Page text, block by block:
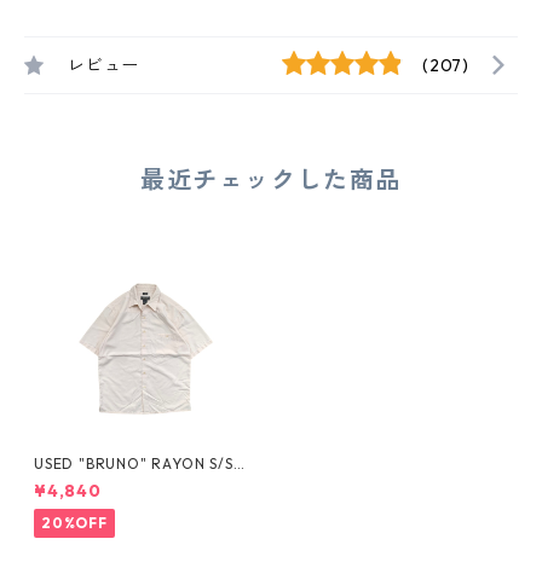
レビュー (207)
最近チェックした商品
USED "BRUNO" RAYON S/S S
HIRT
¥4,840
20%OFF